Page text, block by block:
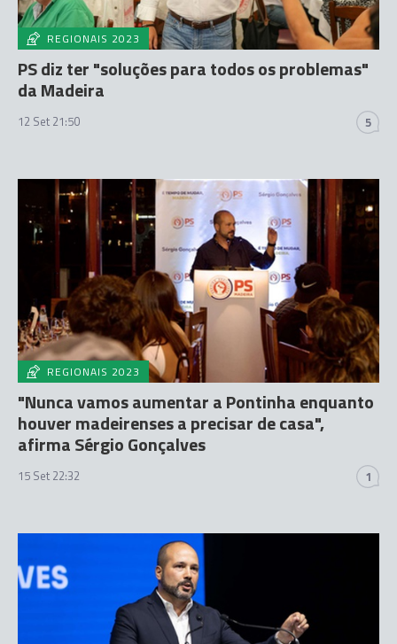
REGIONAIS 2023
PS diz ter "soluções para todos os problemas"
da Madeira
12 Set 21:50 5
REGIONAIS 2023
"Nunca vamos aumentar a Pontinha enquanto
houver madeirenses a precisar de casa",
afirma Sérgio Gonçalves
15 Set 22:32 1